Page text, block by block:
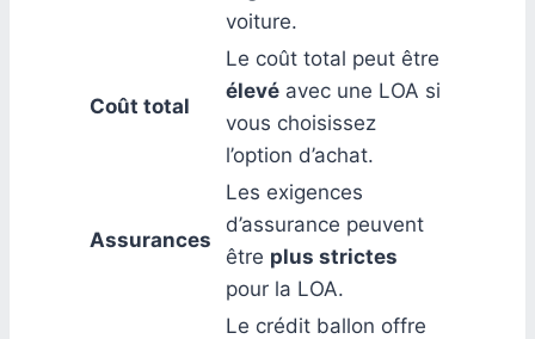
voiture.
Coût total
Le coût total peut être
élevé avec une LOA si
vous choisissez
l’option d’achat.
Assurances
Les exigences
d’assurance peuvent
être plus strictes
pour la LOA.
Le crédit ballon offre